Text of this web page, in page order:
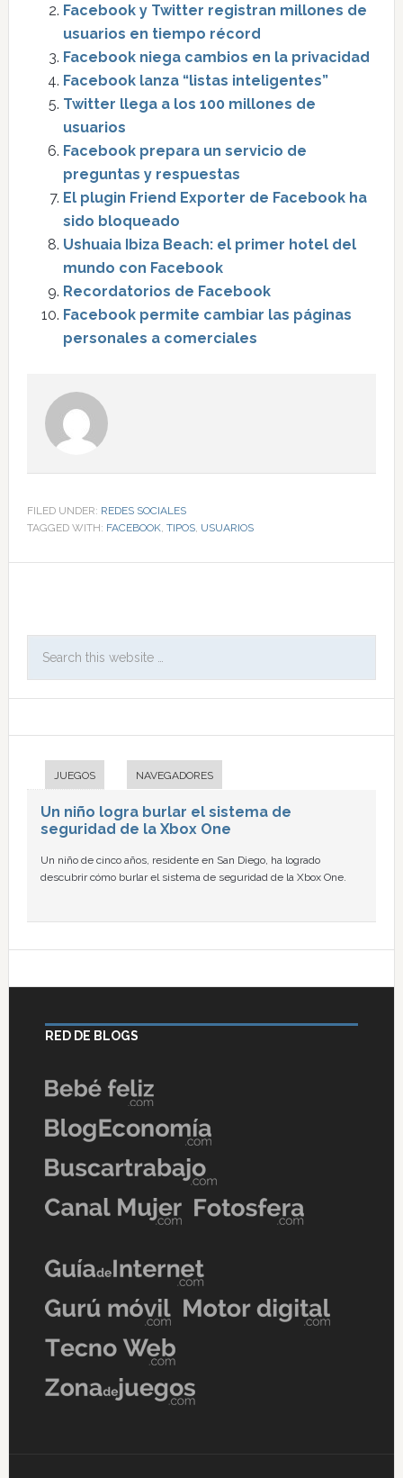
Facebook y Twitter registran millones de
usuarios en tiempo récord
Facebook niega cambios en la privacidad
Facebook lanza “listas inteligentes”
Twitter llega a los 100 millones de
usuarios
Facebook prepara un servicio de
preguntas y respuestas
El plugin Friend Exporter de Facebook ha
sido bloqueado
Ushuaia Ibiza Beach: el primer hotel del
mundo con Facebook
Recordatorios de Facebook
Facebook permite cambiar las páginas
personales a comerciales
FILED UNDER: REDES SOCIALES
TAGGED WITH: FACEBOOK, TIPOS, USUARIOS
JUEGOS NAVEGADORES
Un niño logra burlar el sistema de
seguridad de la Xbox One
Un niño de cinco años, residente en San Diego, ha logrado
descubrir cómo burlar el sistema de seguridad de la Xbox One.
RED DE BLOGS